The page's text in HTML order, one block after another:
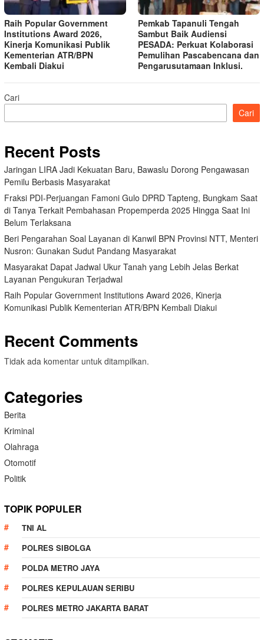
Raih Popular Government
Institutions Award 2026,
Kinerja Komunikasi Publik
Kementerian ATR/BPN
Kembali Diakui
Pemkab Tapanuli Tengah
Sambut Baik Audiensi
PESADA: Perkuat Kolaborasi
Pemulihan Pascabencana dan
Pengarusutamaan Inklusi.
Cari
Cari
Recent Posts
Jaringan LIRA Jadi Kekuatan Baru, Bawaslu Dorong Pengawasan
Pemilu Berbasis Masyarakat
Fraksi PDI-Perjuangan Famoni Gulo DPRD Tapteng, Bungkam Saat
di Tanya Terkait Pembahasan Propemperda 2025 Hingga Saat Ini
Belum Terlaksana
Beri Pengarahan Soal Layanan di Kanwil BPN Provinsi NTT, Menteri
Nusron: Gunakan Sudut Pandang Masyarakat
Masyarakat Dapat Jadwal Ukur Tanah yang Lebih Jelas Berkat
Layanan Pengukuran Terjadwal
Raih Popular Government Institutions Award 2026, Kinerja
Komunikasi Publik Kementerian ATR/BPN Kembali Diakui
Recent Comments
Tidak ada komentar untuk ditampilkan.
Categories
Berita
Kriminal
Olahraga
Otomotif
Politik
TOPIK POPULER
TNI AL
POLRES SIBOLGA
POLDA METRO JAYA
POLRES KEPULAUAN SERIBU
POLRES METRO JAKARTA BARAT